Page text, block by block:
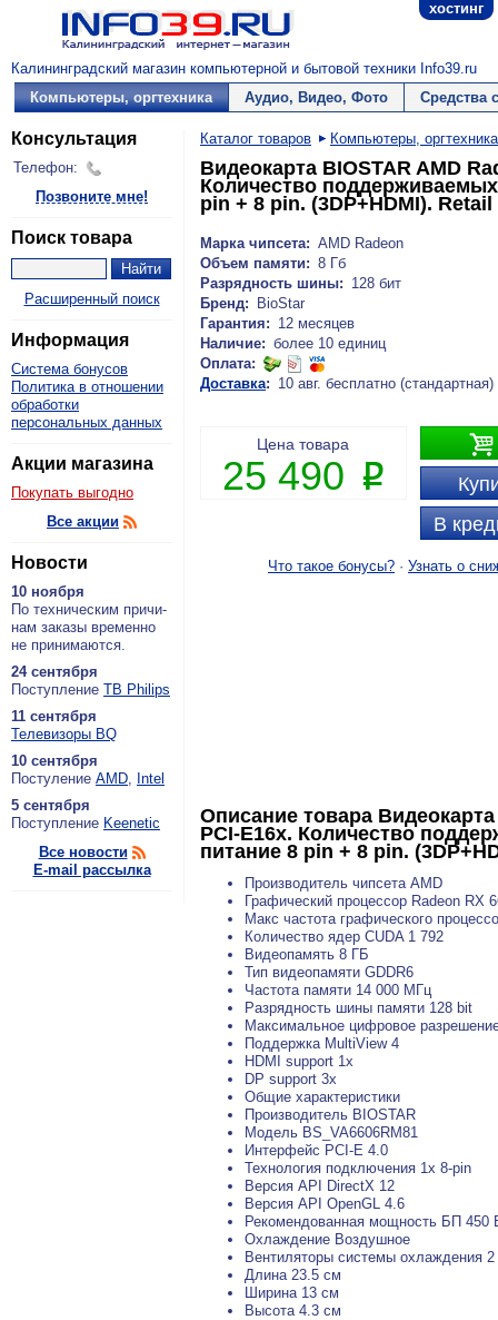
хостинг
Калининградский магазин компьютерной и бытовой техники Info39.ru
Компьютеры, оргтехника
Аудио, Видео, Фото Средства
Консультация
Телефон:
Позвоните мне!
Поиск товара
Расширенный поиск
Информация
Система бонусов
Политика в отношении
обработки
персональных данных
Акции магазина
Покупать выгодно
Все акции
Новости
10 ноября
По тех­ни­че­ским при­чи­
нам за­ка­зы вре­мен­но
не при­ни­ма­ют­ся.
24 сентября
По­ступ­ле­ние ТВ Philips
11 сентября
Теле­ви­зо­ры BQ
10 сентября
По­сту­ле­ние AMD, Intel
5 сентября
По­ступ­ле­ние Keenetic
Все новости
E-mail рассылка
Каталог товаров Компьютеры, оргтехника
Видеокарта BIOSTAR AMD
Количество
pin + 8 pin. (3DP+HDMI). Retail
Марка чипсета: AMD Radeon
Объем памяти: 8 Гб
Разрядность шины: 128 бит
Бренд:
BioStar
Гарантия: 12 месяцев
Наличие: более 10 единиц
Оплата:
Доставка: 10 авг. бесплатно (стандартная)

В
Цена товара
25 490 P
Что такое бонусы? · Узнать о
Описание товара
PCI-E16x. Количество
питание 8 pin + 8 pin.
Производитель чипсета AMD
Графический процессор Radeon RX
Макс частота графического
Количество ядер CUDA 1 792
Видеопамять 8 ГБ
Тип видеопамяти GDDR6
Частота памяти 14 000 МГц
Разрядность шины памяти 128 bit
Максимальное цифровое
Поддержка MultiView 4
HDMI support 1x
DP support 3x
Общие характеристики
Производитель BIOSTAR
Модель BS_VA6606RM81
Интерфейс PCI-E 4.0
Технология подключения 1x 8-pin
Версия API DirectX 12
Версия API OpenGL 4.6
Рекомендованная мощность БП 450
Охлаждение Воздушное
Вентиляторы системы охлаждения 2
Длина 23.5 см
Ширина 13 см
Высота 4.3 см